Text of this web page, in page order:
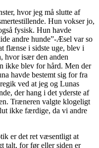
hvor jeg må slutte af
Hun vokser jo,
fysisk. Hun havde
andre hunde”-Æsel var so
flænse i sidste uge, blev i
hvor især den anden
ikke blev for hård. Men der
havde bestemt sig for fra
ved at jeg og Lunas
der hang i det yderste af
Træneren valgte klogeligt
ikke færdige, da vi andre
er det ret væsentligt at
talt, for før eller siden er